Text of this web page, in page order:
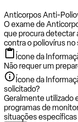
Anticorpos Anti-
O exame de
que procura detectar
contra o poliovírus no
Ícone da
Não requer um
Ícone da
solicitado?
Geralmente utilizado
programas de
situações